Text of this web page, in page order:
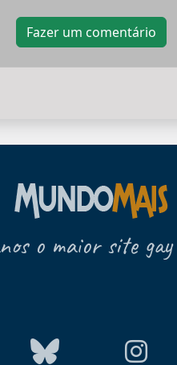
Fazer um comentário
o maior site